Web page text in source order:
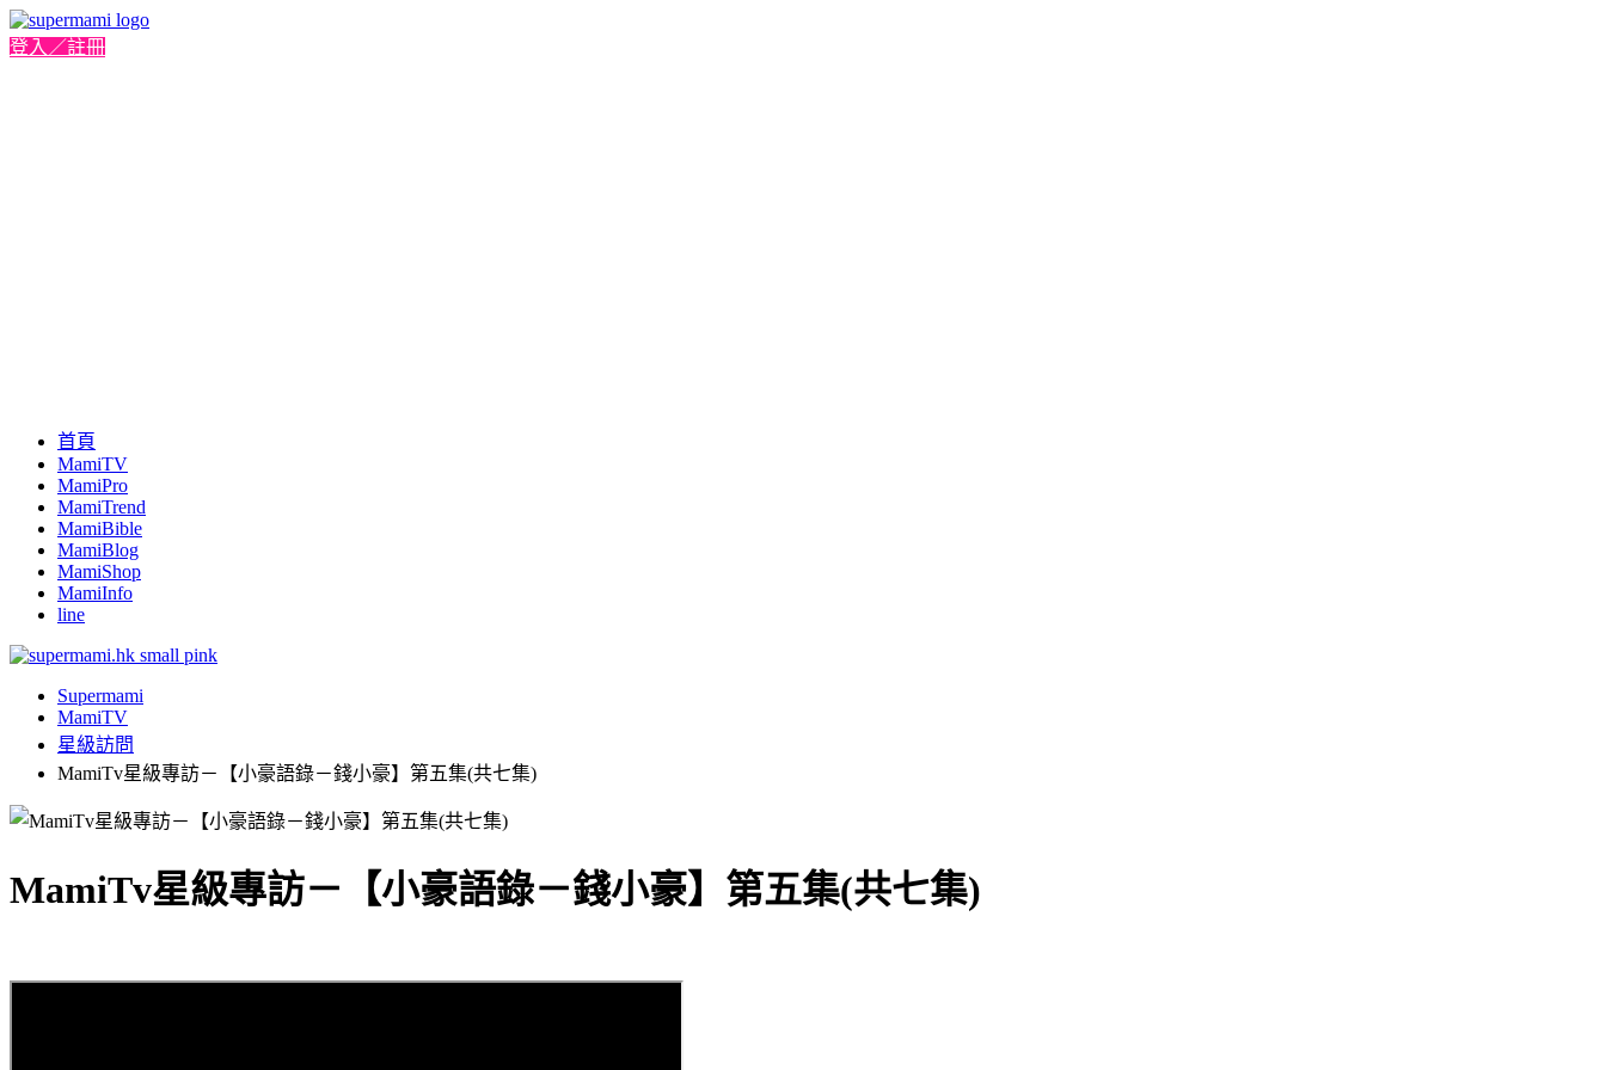
登入／註冊
首頁
MamiTV
MamiPro
MamiTrend
MamiBible
MamiBlog
MamiShop
MamiInfo
line
Supermami
MamiTV
星級訪問
MamiTv星級專訪－【小豪語錄－錢小豪】第五集(共七集)
MamiTv星級專訪－【小豪語錄－錢小豪】第五集(共七集)